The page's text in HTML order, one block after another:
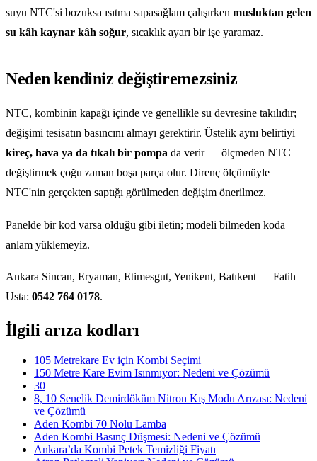
suyu NTC'si bozuksa ısıtma sapasağlam çalışırken musluktan gelen
su kâh kaynar kâh soğur, sıcaklık ayarı bir işe yaramaz.
Neden kendiniz değiştiremezsiniz
NTC, kombinin kapağı içinde ve genellikle su devresine takılıdır;
değişimi tesisatın basıncını almayı gerektirir. Üstelik aynı belirtiyi
kireç, hava ya da tıkalı bir pompa da verir — ölçmeden NTC
değiştirmek çoğu zaman boşa parça olur. Direnç ölçümüyle
NTC'nin gerçekten saptığı görülmeden değişim önerilmez.
Panelde bir kod varsa olduğu gibi iletin; modeli bilmeden koda
anlam yüklemeyiz.
Ankara Sincan, Eryaman, Etimesgut, Yenikent, Batıkent — Fatih
Usta: 0542 764 0178.
İlgili arıza kodları
105 Metrekare Ev için Kombi Seçimi
150 Metre Kare Evim Isınmıyor: Nedeni ve Çözümü
30
8, 10 Senelik Demirdöküm Nitron Kış Modu Arızası: Nedeni
ve Çözümü
Aden Kombi 70 Nolu Lamba
Aden Kombi Basınç Düşmesi: Nedeni ve Çözümü
Ankara’da Kombi Petek Temizliği Fiyatı